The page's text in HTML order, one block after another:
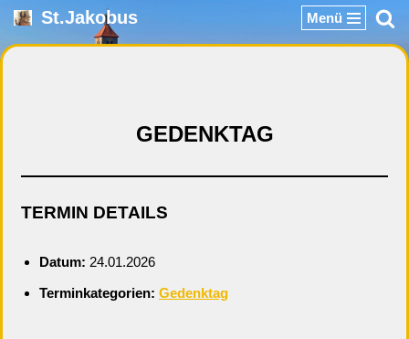
Zum
St.Jakobus Menü
GEDENKTAG
TERMIN DETAILS
Datum: 24.01.2026
Terminkategorien: Gedenktag